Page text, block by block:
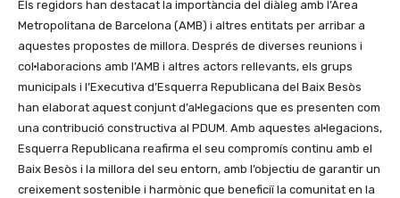
Els regidors han destacat la importància del diàleg amb l’Àrea
Metropolitana de Barcelona (AMB) i altres entitats per arribar a
aquestes propostes de millora. Després de diverses reunions i
col·laboracions amb l’AMB i altres actors rellevants, els grups
municipals i l’Executiva d’Esquerra Republicana del Baix Besòs
han elaborat aquest conjunt d’al·legacions que es presenten com
una contribució constructiva al PDUM. Amb aquestes al·legacions,
Esquerra Republicana reafirma el seu compromís continu amb el
Baix Besòs i la millora del seu entorn, amb l’objectiu de garantir un
creixement sostenible i harmònic que beneficiï la comunitat en la